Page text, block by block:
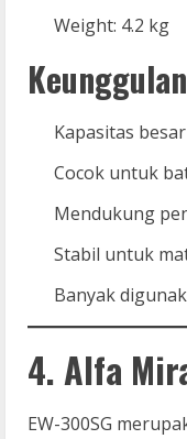
Weight: 4.2 kg
Keunggulan
Kapasitas
Cocok untuk
Mendukung
Stabil untuk
Banyak
4. Alfa
EW-300SG